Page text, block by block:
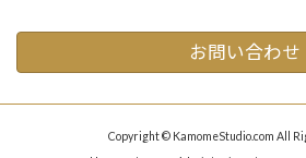
お問い合わせ
Copyright © KamomeStudio.com All